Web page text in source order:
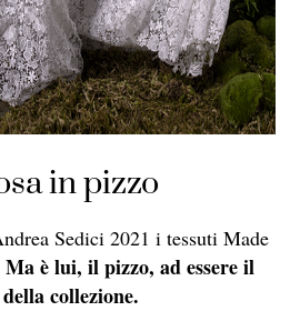
in pizzo
Sedici 2021 i tessuti Made
Ma è lui, il pizzo, ad essere il
collezione.